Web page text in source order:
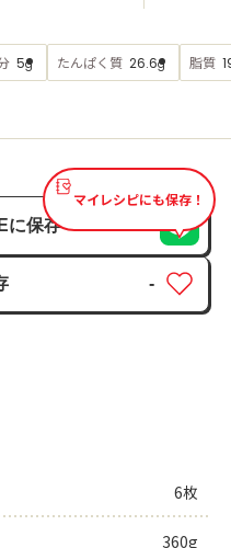
5g たんぱく質 26.6g 脂質
マイレシピにも保存！
に保存
-
6枚
360g